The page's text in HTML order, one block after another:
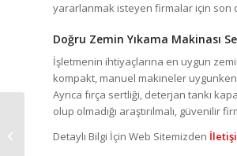
yararlanmak isteyen firmalar için son
Doğru Zemin Yıkama Makinası
İşletmenin ihtiyaçlarına en uygun
kompakt, manuel makineler
Ayrıca fırça sertliği, deterjan tankı
olup olmadığı araştırılmalı,
Detaylı Bilgi İçin Web Sitemizden
YIKAMA MAKİNASI